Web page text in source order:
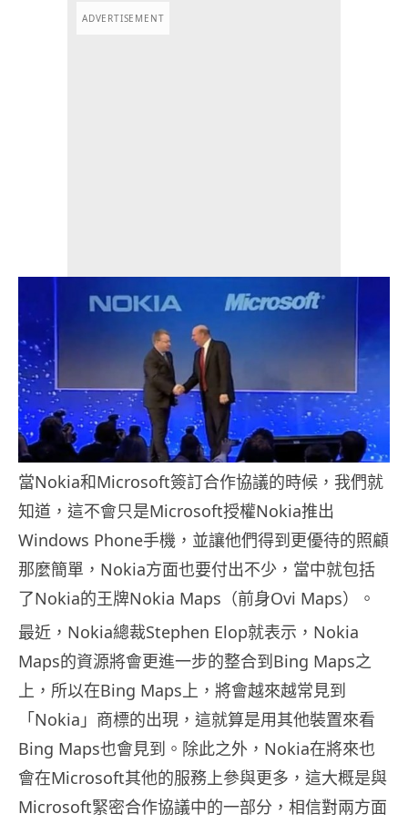
ADVERTISEMENT
當Nokia和Microsoft簽訂合作協議的時候，我們就
知道，這不會只是Microsoft授權Nokia推出
Windows Phone手機，並讓他們得到更優待的照顧
那麼簡單，Nokia方面也要付出不少，當中就包括
了Nokia的王牌Nokia Maps（前身Ovi Maps）。
最近，Nokia總裁Stephen Elop就表示，Nokia
Maps的資源將會更進一步的整合到Bing Maps之
上，所以在Bing Maps上，將會越來越常見到
「Nokia」商標的出現，這就算是用其他裝置來看
Bing Maps也會見到。除此之外，Nokia在將來也
會在Microsoft其他的服務上參與更多，這大概是與
Microsoft緊密合作協議中的一部分，相信對兩方面